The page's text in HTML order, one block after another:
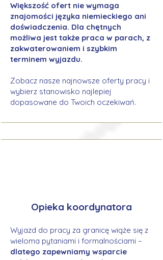
Większość ofert nie wymaga
znajomości języka niemieckiego ani
doświadczenia. Dla chętnych
możliwa jest także praca w parach, z
zakwaterowaniem i szybkim
terminem wyjazdu.
Zobacz nasze najnowsze oferty pracy i
wybierz stanowisko najlepiej
dopasowane do Twoich oczekiwań.
Opieka koordynatora
Wyjazd do pracy za granicę wiąże się z
wieloma pytaniami i formalnościami –
dlatego zapewniamy wsparcie